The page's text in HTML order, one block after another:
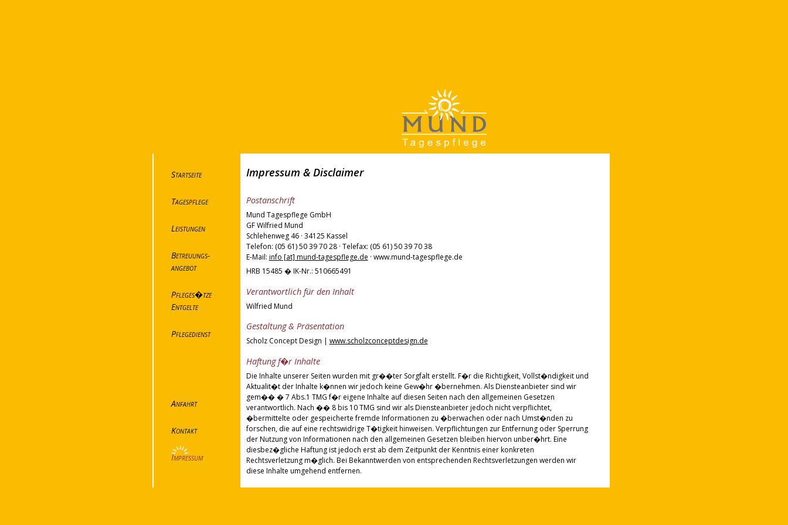
Startseite
Tagespflege
Leistungen
Betreuungs-
angebot
Pfleges�tze
Entgelte
Pflegedienst
Anfahrt
Kontakt
Impressum
Impressum & Disclaimer
Postanschrift
Mund Tagespflege GmbH
GF Wilfried Mund
Schlehenweg 46 · 34125 Kassel
Telefon: (05 61) 50 39 70 28 · Telefax: (05 61) 50 39 70 38
E-Mail: info [at] mund-tagespflege.de · www.mund-tagespflege.de
HRB 15485 � IK-Nr.: 510665491
Verantwortlich für den Inhalt
Wilfried Mund
Gestaltung & Präsentation
Scholz Concept Design | www.scholzconceptdesign.de
Haftung f�r Inhalte
Die Inhalte unserer Seiten wurden mit gr��ter Sorgfalt erstellt. F�r die Richtigkeit, Vollst�ndigkeit und
Aktualit�t der Inhalte k�nnen wir jedoch keine Gew�hr �bernehmen. Als Diensteanbieter sind wir
gem�� � 7 Abs.1 TMG f�r eigene Inhalte auf diesen Seiten nach den allgemeinen Gesetzen
verantwortlich. Nach �� 8 bis 10 TMG sind wir als Diensteanbieter jedoch nicht verpflichtet,
�bermittelte oder gespeicherte fremde Informationen zu �berwachen oder nach Umst�nden zu
forschen, die auf eine rechtswidrige T�tigkeit hinweisen. Verpflichtungen zur Entfernung oder Sperrung
der Nutzung von Informationen nach den allgemeinen Gesetzen bleiben hiervon unber�hrt. Eine
diesbez�gliche Haftung ist jedoch erst ab dem Zeitpunkt der Kenntnis einer konkreten
Rechtsverletzung m�glich. Bei Bekanntwerden von entsprechenden Rechtsverletzungen werden wir
diese Inhalte umgehend entfernen.
Haftung f�r Links